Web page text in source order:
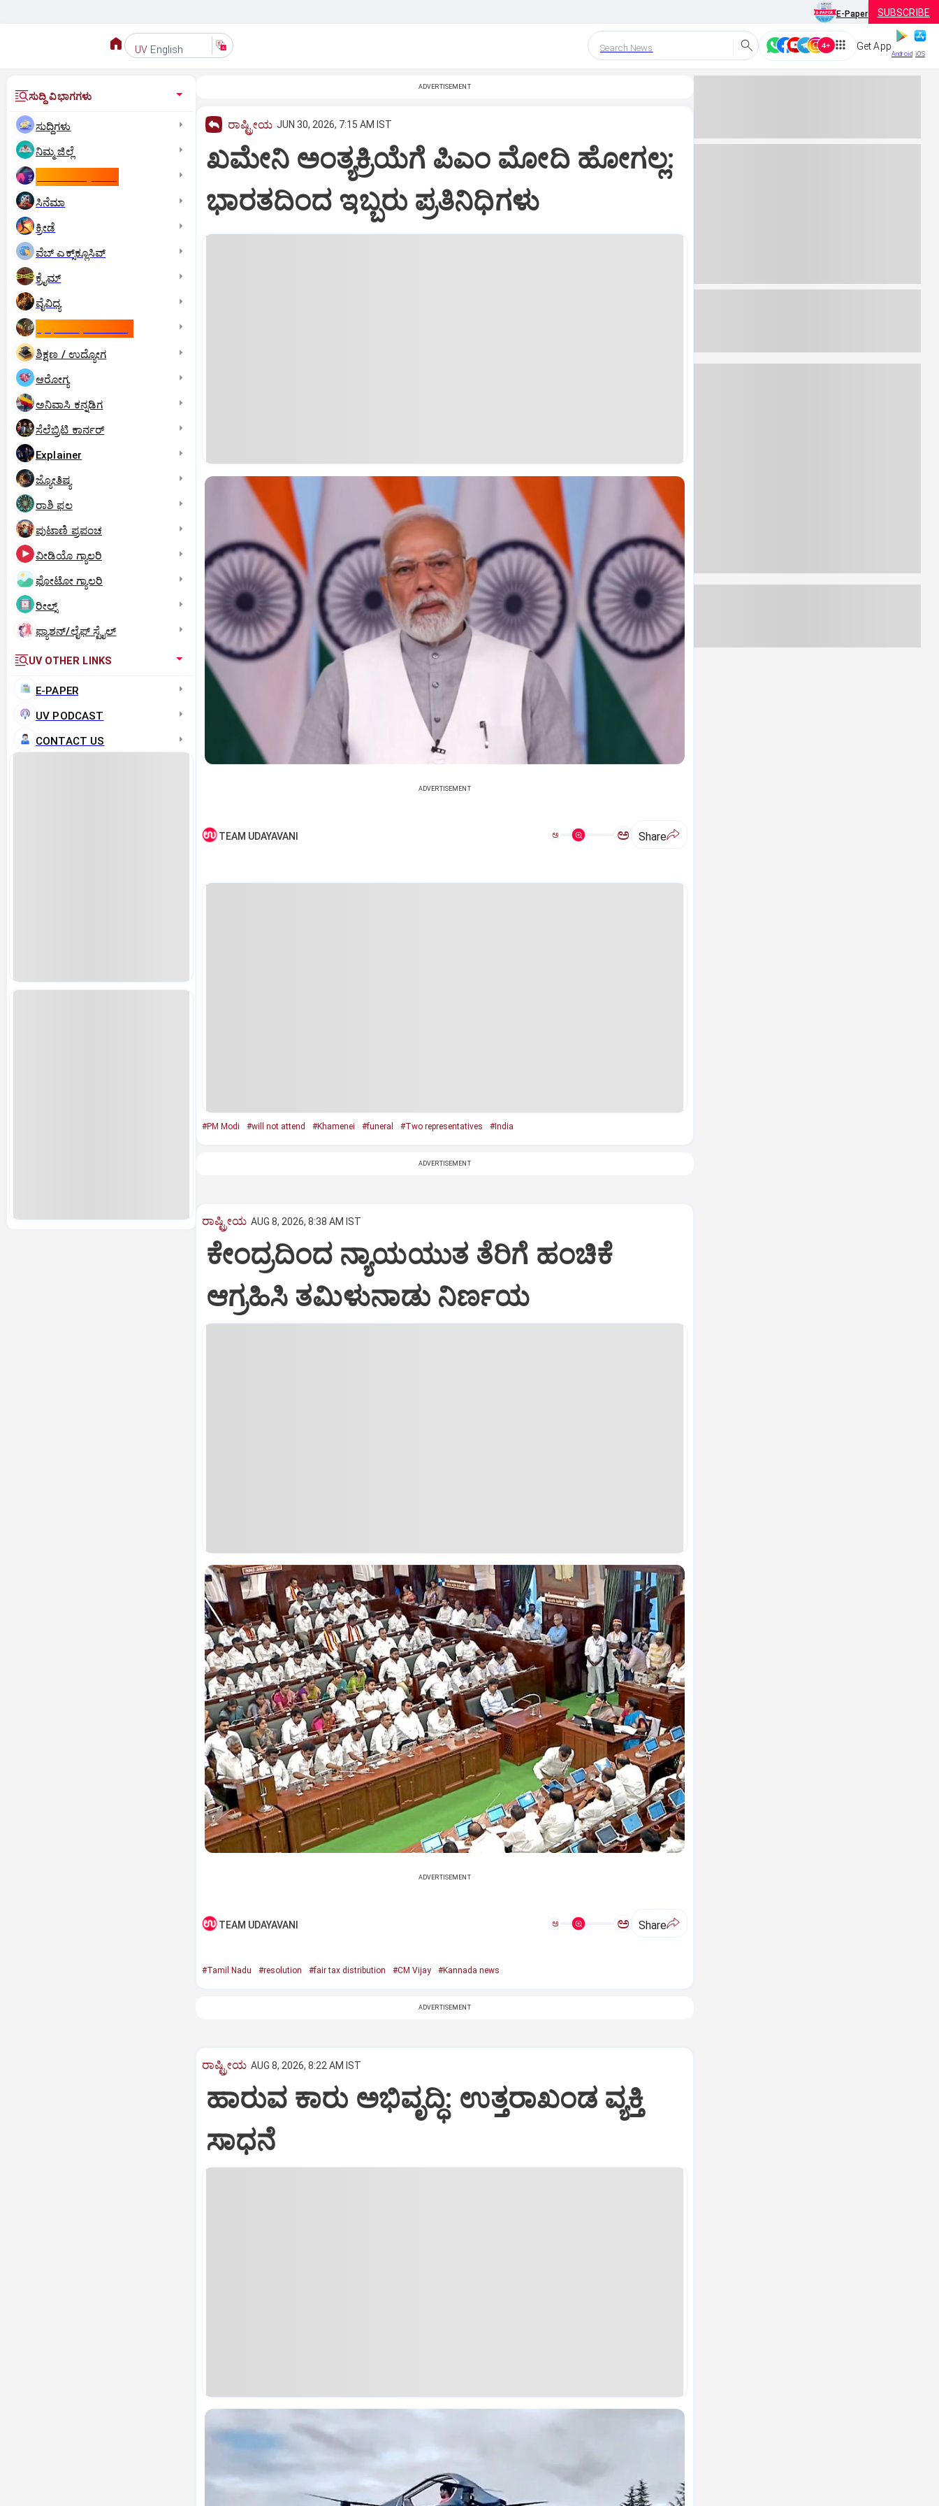
E-Paper SUBSCRIBE
UV English Search News Get App
Android iOS
ಸುದ್ದಿ ವಿಭಾಗಗಳು
ಸುದ್ದಿಗಳು
ನಿಮ್ಮ ಜಿಲ್ಲೆ
ಸಿನೆಮಾ
ಕ್ರೀಡೆ
ವೆಬ್ ಎಕ್ಸ್‌ಕ್ಲೂಸಿವ್
ಕ್ರೈಮ್
ವೈವಿಧ್ಯ
ಶಿಕ್ಷಣ / ಉದ್ಯೋಗ
ಆರೋಗ್ಯ
ಅನಿವಾಸಿ ಕನ್ನಡಿಗ
ಸೆಲೆಬ್ರಿಟಿ ಕಾರ್ನರ್‌
Explainer
ಜ್ಯೋತಿಷ್ಯ
ರಾಶಿ ಫಲ
ಪುಟಾಣಿ ಪ್ರಪಂಚ
ವೀಡಿಯೊ ಗ್ಯಾಲರಿ
ಫೋಟೋ ಗ್ಯಾಲರಿ
ರೀಲ್ಸ್
ಫ್ಯಾಶನ್/ಲೈಫ್‌ ಸ್ಟೈಲ್
UV OTHER LINKS
E-PAPER
UV PODCAST
CONTACT US
ADVERTISEMENT
ರಾಷ್ಟ್ರೀಯ JUN 30, 2026, 7:15 AM IST
ಖಮೇನಿ ಅಂತ್ಯಕ್ರಿಯೆಗೆ ಪಿಎಂ ಮೋದಿ ಹೋಗಲ್ಲ:
ಭಾರತದಿಂದ ಇಬ್ಬರು ಪ್ರತಿನಿಧಿಗಳು
ADVERTISEMENT
TEAM UDAYAVANI ಅ ಅ Share
#PM Modi #will not attend #Khamenei #funeral #Two representatives #India
ADVERTISEMENT
ರಾಷ್ಟ್ರೀಯ AUG 8, 2026, 8:38 AM IST
ಕೇಂದ್ರದಿಂದ ನ್ಯಾಯಯುತ ತೆರಿಗೆ ಹಂಚಿಕೆ
ಆಗ್ರಹಿಸಿ ತಮಿಳುನಾಡು ನಿರ್ಣಯ
ADVERTISEMENT
TEAM UDAYAVANI ಅ ಅ Share
#Tamil Nadu #resolution #fair tax distribution #CM Vijay #Kannada news
ADVERTISEMENT
ರಾಷ್ಟ್ರೀಯ AUG 8, 2026, 8:22 AM IST
ಹಾರುವ ಕಾರು ಅಭಿವೃದ್ಧಿ: ಉತ್ತರಾಖಂಡ ವ್ಯಕ್ತಿ
ಸಾಧನೆ